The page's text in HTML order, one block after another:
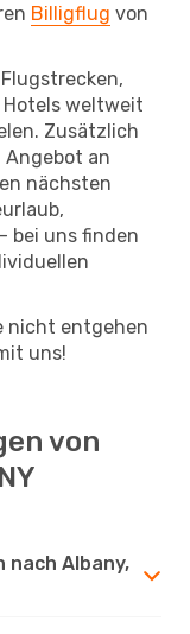
Billigflug von
weltweit
Zusätzlich
Angebot an
nächsten
bei uns finden
nicht entgehen
uns!
von
nach Albany,